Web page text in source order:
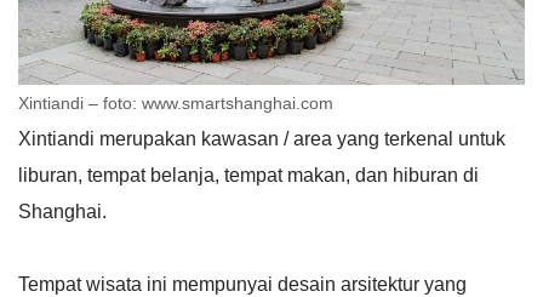
Xintiandi – foto: www.smartshanghai.com
Xintiandi merupakan kawasan / area yang terkenal untuk
liburan, tempat belanja, tempat makan, dan hiburan di
Shanghai.
Tempat wisata ini mempunyai desain arsitektur yang